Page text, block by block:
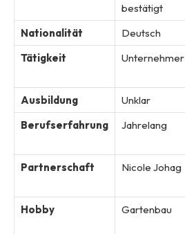
bestätigt
Nationalität Deutsch
Tätigkeit
Unternehmer
Ausbildung
Unklar
Berufserfahrung
Jahrelang
Partnerschaft
Nicole Johag
Hobby
Gartenbau